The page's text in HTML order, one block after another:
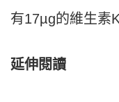
有17µg的維生素
延伸閱讀